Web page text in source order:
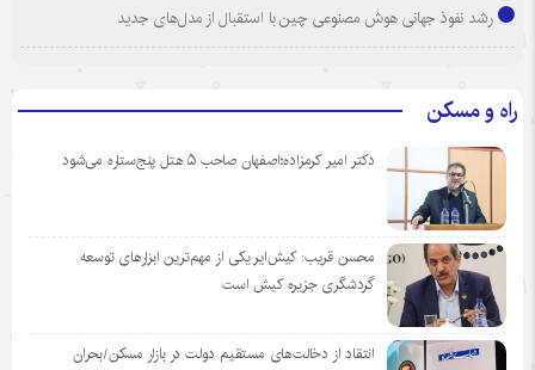
رشد نفوذ جهانی هوش مصنوعی چین با استقبال از مدل‌های جدید
راه و مسکن
دکتر امیر کرمزاده؛اصفهان صاحب ۵ هتل پنج‌ستاره می‌شود
محسن قریب: کیش‌ایر یکی از مهم‌ترین ابزارهای توسعه
گردشگری جزیره کیش است
انتقاد از دخالت‌های مستقیم دولت در بازار مسکن/بحران